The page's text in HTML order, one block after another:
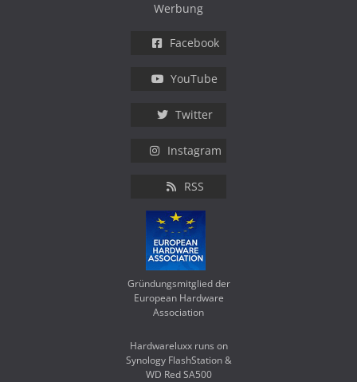
Werbung
Facebook
YouTube
Twitter
Instagram
RSS
Gründungsmitglied der
European Hardware
Association
Hardwareluxx runs on
Synology FlashStation &
WD Red SA500